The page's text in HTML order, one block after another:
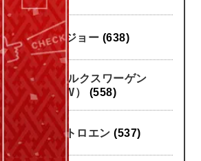
プジョー (638)
フォルクスワーゲン
（VW） (558)
シトロエン (537)